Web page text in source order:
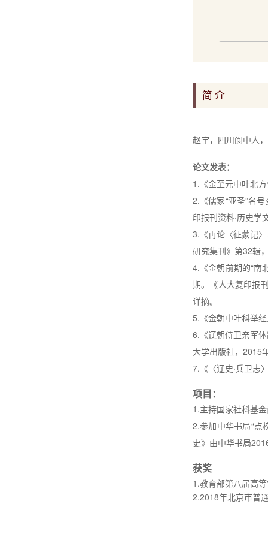
简 介
赵宇，四川阆中人
论文发表：
1. 《金至元中叶北
2. 《儒家“亚圣”名
印报刊资料·历史学
3. 《再论 〈征蒙记〉
研究集刊》第32辑
4. 《金朝前期的“
期。《人大复印报
详摘。
5. 《金朝中叶科举
6. 《辽朝侍卫亲军
大学出版社， 2015
7. 《〈辽史·兵卫
项目：
1.主持国家社科基
2.参加中华书局“点
史》由中华书局
获奖
1.教育部第八届高
2.2018年北京市普